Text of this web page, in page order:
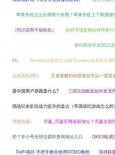
苹果手机怎么分屏两个应用？苹果手机上下两屏操
（阿尔宙斯不能联机） 比特币现金和比特币有
梦幻西游手游2022
吗） Exrates交易所怎么样?Exrates交易所正规
么提高到200） 王者荣耀扫码登录后可以一直登
退中国用户原因是什么? 三国志战略版如何发送
国战纪各阶段战力提升的盘点（帝国战纪游戏怎么样）
鸟德练级） 币赢_币赢官网最新地址？币赢交易
些？非小号全球交易所查询地址入口 OKEX欧易
DeFi项目:手把手教你使用DODO教程 英雄联